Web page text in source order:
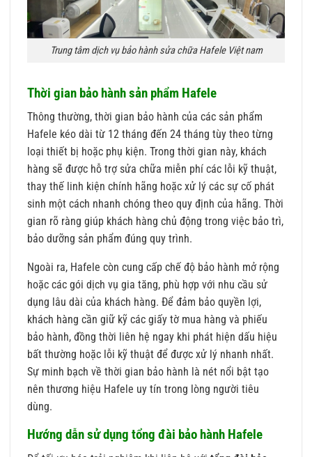
Trung tâm dịch vụ bảo hành sửa chữa Hafele Việt nam
Thời gian bảo hành sản phẩm Hafele
Thông thường, thời gian bảo hành của các sản phẩm
Hafele kéo dài từ 12 tháng đến 24 tháng tùy theo từng
loại thiết bị hoặc phụ kiện. Trong thời gian này, khách
hàng sẽ được hỗ trợ sửa chữa miễn phí các lỗi kỹ thuật,
thay thế linh kiện chính hãng hoặc xử lý các sự cố phát
sinh một cách nhanh chóng theo quy định của hãng. Thời
gian rõ ràng giúp khách hàng chủ động trong việc bảo trì,
bảo dưỡng sản phẩm đúng quy trình.
Ngoài ra, Hafele còn cung cấp chế độ bảo hành mở rộng
hoặc các gói dịch vụ gia tăng, phù hợp với nhu cầu sử
dụng lâu dài của khách hàng. Để đảm bảo quyền lợi,
khách hàng cần giữ kỹ các giấy tờ mua hàng và phiếu
bảo hành, đồng thời liên hệ ngay khi phát hiện dấu hiệu
bất thường hoặc lỗi kỹ thuật để được xử lý nhanh nhất.
Sự minh bạch về thời gian bảo hành là nét nổi bật tạo
nên thương hiệu Hafele uy tín trong lòng người tiêu
dùng.
Hướng dẫn sử dụng tổng đài bảo hành Hafele